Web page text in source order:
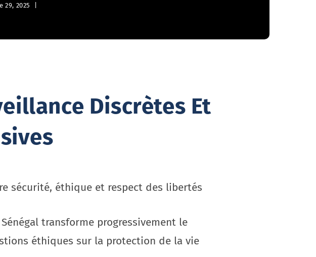
29, 2025
Discrètes Et
sécurité, éthique et respect des libertés
transforme progressivement le
éthiques sur la protection de la vie